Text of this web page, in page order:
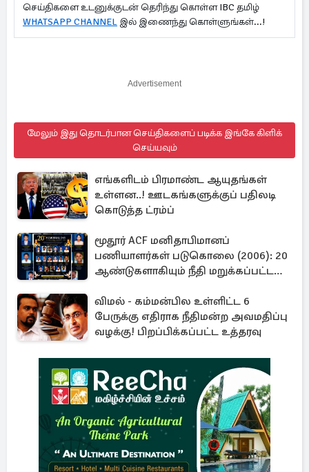
செய்திகளை உடனுக்குடன் தெரிந்து கொள்ள IBC தமிழ்
WHATSAPP CHANNEL இல் இணைந்து கொள்ளுங்கள்...!
Advertisement
மேலும் இது தொடர்பான செய்திகளைப் படிக்க இங்கே கிளிக்
செய்யவும்
எங்களிடம் பிரமாண்ட ஆயுதங்கள்
உள்ளன..! ஊடகங்களுக்குப் பதிலடி
கொடுத்த ட்ரம்ப்
மூதூர் ACF மனிதாபிமானப்
பணியாளர்கள் படுகொலை (2006): 20
ஆண்டுகளாகியும் நீதி மறுக்கப்பட்ட
விமல் - கம்மன்பில உள்ளிட்ட 6
பேருக்கு எதிராக நீதிமன்ற அவமதிப்பு
வழக்கு! பிறப்பிக்கப்பட்ட உத்தரவு